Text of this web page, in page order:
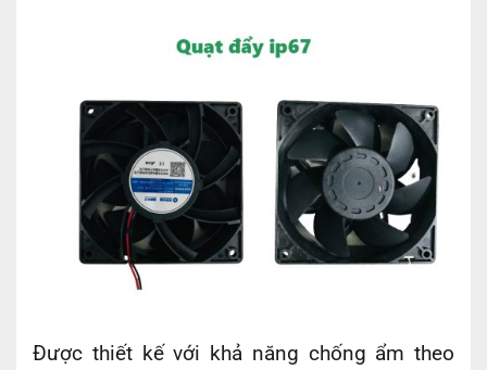
Được thiết kế với khả năng chống ẩm theo